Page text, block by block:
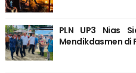
PLN UP3 Nias
Mendikdasmen di